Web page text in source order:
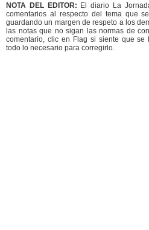
NOTA DEL EDITOR: El diario La
comentarios al respecto del tema que
guardando un margen de respeto a los
las notas que no sigan las normas de
comentario, clic en Flag si siente que
todo lo necesario para corregirlo.